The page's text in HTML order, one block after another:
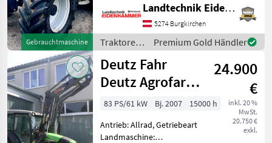
Gebrauchtmaschine
Zapfwellendrehzahl:
540/540E/1000/1000E,
Höchstgeschwindigkeit in
km/h: 50 km/h, Aufla
Landtechnik Eidenhammer GmbH
5274 Burgkirchen
Traktoren
/ Deutz
Fahr
Premium Gold Händler
Deutz Fahr
Deutz Agrofarm
85
24.900
€
inkl. 20 %
MwSt.
20.750 €
exkl.
83 PS/61 kW Bj. 2007
15000 h
Antrieb: Allrad, Getriebeart
Landmaschine: